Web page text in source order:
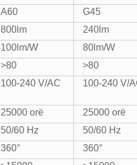
A60 G45
800lm 240lm
100lm/W 80lm/W
>80 >80
100-240 V/AC 100-240 V/
25000 orë 25000 orë
50/60 Hz 50/60 Hz
360° 360°